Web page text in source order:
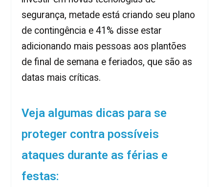
segurança, metade está criando seu plano
de contingência e 41% disse estar
adicionando mais pessoas aos plantões
de final de semana e feriados, que são as
datas mais críticas.
Veja algumas dicas para se
proteger contra possíveis
ataques durante as férias e
festas: